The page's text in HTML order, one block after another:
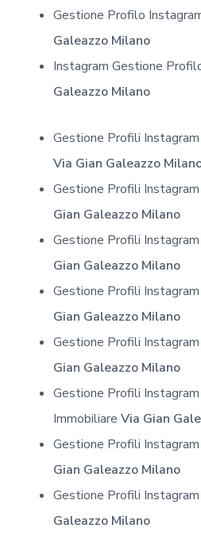
Gestione Profilo
Galeazzo Milano
Instagram Gestione
Galeazzo Milano
Gestione Profili
Via Gian Galeazzo
Gestione Profili
Gian Galeazzo Milano
Gestione Profili
Gian Galeazzo Milano
Gestione Profili
Gian Galeazzo Milano
Gestione Profili
Gian Galeazzo Milano
Gestione Profili
Immobiliare Via Gian
Gestione Profili
Gian Galeazzo Milano
Gestione Profili
Galeazzo Milano